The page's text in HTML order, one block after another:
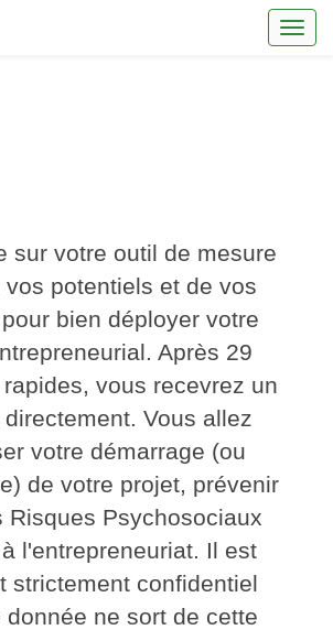
sur votre outil de mesure
vos potentiels et de vos
bien déployer votre
Après 29
vous recevrez un
Vous allez
votre démarrage (ou
de votre projet, prévenir
Risques Psychosociaux
l'entrepreneuriat. Il est
strictement confidentiel
donnée ne sort de cette